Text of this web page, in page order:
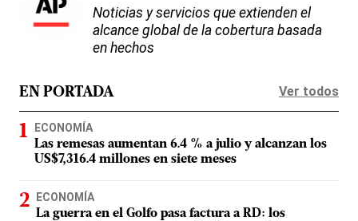
Noticias y servicios que extienden el
alcance global de la cobertura basada
en hechos
EN PORTADA Ver todos
ECONOMÍA
Las remesas aumentan 6.4 % a julio y alcanzan los
US$7,316.4 millones en siete meses
ECONOMÍA
La guerra en el Golfo pasa factura a RD: los